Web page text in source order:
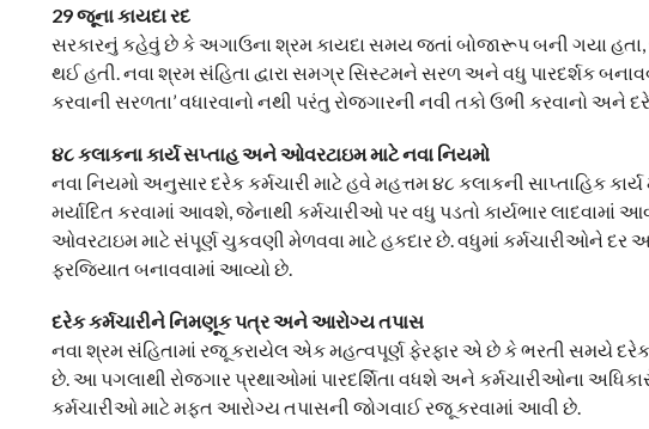
29 જૂના કાયદા રદ
સરકારનું કહેવું છે કે અગાઉના શ્રમ કાયદા સમય જતાં બોજારૂપ બની ગયા
થઈ હતી. નવા શ્રમ સંહિતા દ્વારા સમગ્ર સિસ્ટમને સરળ અને વધુ પારદર્શક
કરવાની સરળતા’ વધારવાનો નથી પરંતુ રોજગારની નવી તકો ઉભી કરવાનો અને
૪૮ કલાકના કાર્ય સપ્તાહ અને ઓવરટાઇમ માટે નવા નિયમો
નવા નિયમો અનુસાર દરેક કર્મચારી માટે હવે મહત્તમ ૪૮ કલાકની સાપ્તાહિક
મર્યાદિત કરવામાં આવશે, જેનાથી કર્મચારીઓ પર વધુ પડતો કાર્યભાર લાદવામાં
ઓવરટાઇમ માટે સંપૂર્ણ ચુકવણી મેળવવા માટે હકદાર છે. વધુમાં કર્મચારીઓને
ફરજિયાત બનાવવામાં આવ્યો છે.
દરેક કર્મચારીને નિમણૂક પત્ર અને આરોગ્ય તપાસ
નવા શ્રમ સંહિતામાં રજૂ કરાયેલ એક મહત્વપૂર્ણ ફેરફાર એ છે કે ભરતી સમયે
છે. આ પગલાથી રોજગાર પ્રથાઓમાં પારદર્શિતા વધશે અને કર્મચારીઓના
કર્મચારીઓ માટે મફત આરોગ્ય તપાસની જોગવાઈ રજૂ કરવામાં આવી છે.